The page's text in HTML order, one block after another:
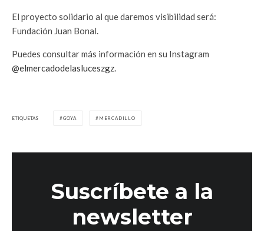
El proyecto solidario al que daremos visibilidad será:
Fundación Juan Bonal.
Puedes consultar más información en su Instagram
@elmercadodelasluceszgz.
ETIQUETAS GOYA MERCADILLO
Suscríbete a la
newsletter